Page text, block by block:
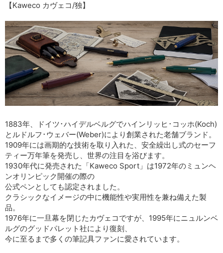
【Kaweco カヴェコ/独】
1883年、ドイツ･ハイデルベルグでハインリッヒ･コッホ(Koch)
とルドルフ･ウェバー(Weber)により創業された老舗ブランド。
1909年には画期的な技術を取り入れた、安全繰出し式のセーフ
ティー万年筆を発売し、世界の注目を浴びます。
1930年代に発売された「Kaweco Sport」は1972年のミュンヘ
ンオリンピック開催の際の
公式ペンとしても認定されました。
クラシックなイメージの中に機能性や実用性を兼ね備えた製
品。
1976年に一旦幕を閉じたカヴェコですが、1995年にニュルンベ
ルグのグッドパレット社により復刻、
今に至るまで多くの筆記具ファンに愛されています。